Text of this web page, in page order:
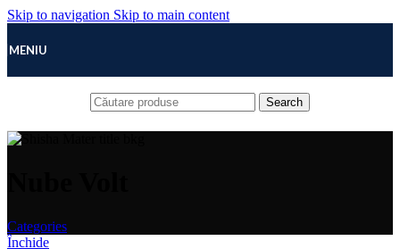
Skip to navigation Skip to main content
MENIU
Search
Categories
Închide